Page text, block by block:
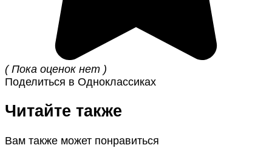
( Пока оценок нет )
Поделиться в Одноклассиках
Читайте также
Вам также может понравиться